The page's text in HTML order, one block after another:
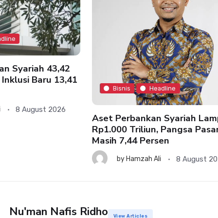
Syariah 43,42
Baru 13,41
8 August 2026
Bisnis Headline
Aset Perbankan Syariah
Rp1.000 Triliun, Pangsa
Masih 7,44 Persen
by Hamzah Ali 8 August
Nu'man Nafis Ridho View Articles